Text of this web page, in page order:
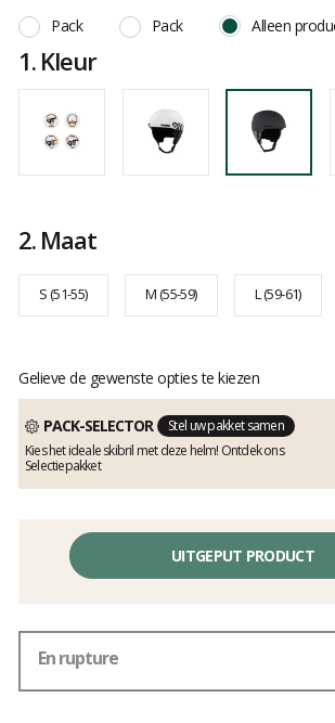
Pack Pack Alleen
1.Kleur
2.Maat
S (51-55) M (55-59) L (59-61)
Gelieve de gewenste opties te kiezen
PACK-SELECTOR
Stel uw pakket samen
Kies het ideale skibril met deze helm! Ontdek ons
Selectiepakket
UITGEPUT PRODUCT
En rupture